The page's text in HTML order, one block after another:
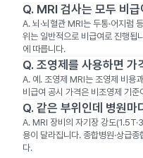
Q. MRI 검사는 모두 비
A. 뇌·뇌혈관 MRI는 두통·어지럼
위는 일반적으로 비급여로 진행됩
에 따릅니다.
Q. 조영제를 사용하면 가
A. 예. 조영제 MRI는 조영제 비용
비급여 공시 가격은 비조영제 기
Q. 같은 부위인데 병원마
A. MRI 장비의 자기장 강도
용이 달라집니다. 종합병원·상급
다.